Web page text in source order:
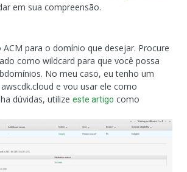
em sua compreensão.
para o domínio que desejar. Procure
como wildcard para que você possa
No meu caso, eu tenho um
e vou usar ele como
dúvidas, utilizeeste artigo como